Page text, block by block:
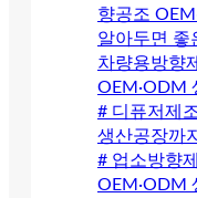
향공조
알아두면 좋
차량용방향
OEM·ODM
# 디퓨저제
생산공장까
# 업소방향
OEM·ODM